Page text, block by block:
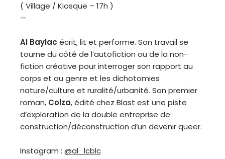
( Village / Kiosque – 17h )
—
Al Baylac écrit, lit et performe. Son travail se
tourne du côté de l’autofiction ou de la non-
fiction créative pour interroger son rapport au
corps et au genre et les dichotomies
nature/culture et ruralité/urbanité. Son premier
roman, Colza, édité chez Blast est une piste
d’exploration de la double entreprise de
construction/déconstruction d’un devenir queer.
Instagram : @al_lcblc